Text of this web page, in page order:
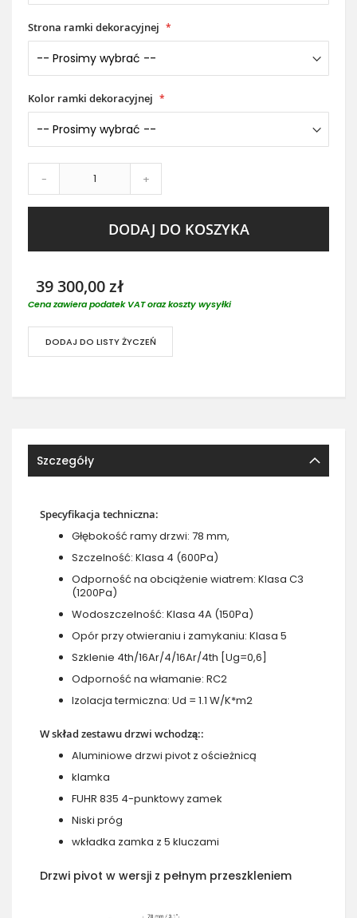
Strona ramki dekoracyjnej
Kolor ramki dekoracyjnej
- +
DODAJ DO KOSZYKA
39 300,00 zł
Cena zawiera podatek VAT oraz koszty wysyłki
DODAJ DO LISTY ŻYCZEŃ
Szczegóły